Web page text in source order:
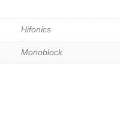
Hifonics
Monoblock